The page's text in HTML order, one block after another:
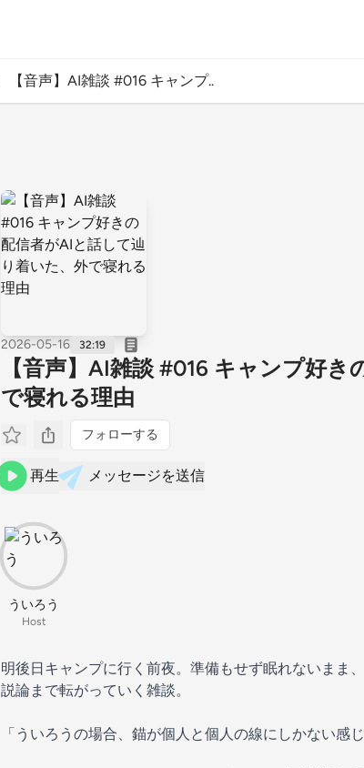
【音声】AI雑談 #016 キャンプ..
2026-05-16 32:19
【音声】AI雑談 #016 キャンプ好
で寝れる理由
フォローする
再生 メッセージを送信
ういろう
Host
明後日キャンプに行く前夜。準備もせず眠れないまま
説論まで転がっていく雑談。
「ういろうの場合、錨が個人と個人の線にしかない感